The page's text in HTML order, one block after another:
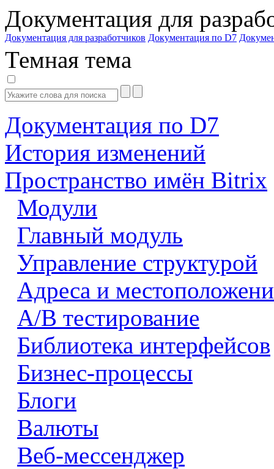
Документация для
Документация для разработчиков Документация по D7
Темная тема
Документация по D7
История изменений
Пространство имён Bitrix
Модули
Главный модуль
Управление структурой
Адреса и
А/В тестирование
Библиотека интерфейсов
Бизнес-процессы
Блоги
Валюты
Веб-мессенджер